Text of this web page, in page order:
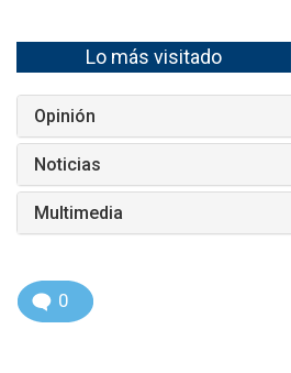
Lo más visitado
Opinión
Noticias
Multimedia
0